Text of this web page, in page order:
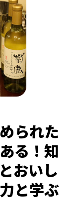
られた
る！知
おいし
と学ぶ